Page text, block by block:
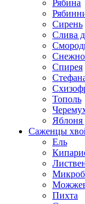
Рябина
Сирень
Слива
Спирея
Тополь
Яблоня
Саженцы
Ель
Пихта